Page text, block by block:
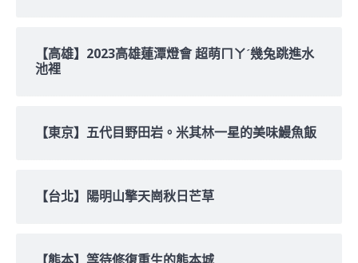
【高雄】2023高雄蓮潭燈會 超萌ㄇㄚˊ幾兔跳進水
池裡
【東京】五代目野田岩。米其林一星的美味鰻魚飯
【台北】陽明山擎天崗秋日芒草